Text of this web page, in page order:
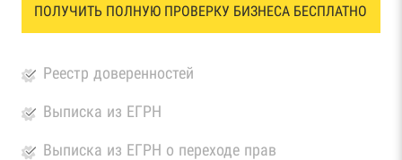
ПОЛУЧИТЬ ПОЛНУЮ ПРОВЕРКУ БИЗНЕСА БЕСПЛАТНО
Реестр доверенностей
Выписка из ЕГРН
Выписка из ЕГРН о переходе прав